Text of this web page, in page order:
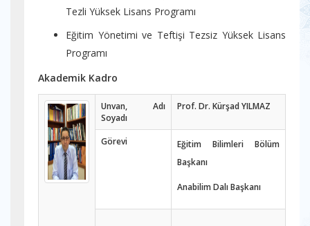
Tezli Yüksek Lisans Programı
Eğitim Yönetimi ve Teftişi Tezsiz Yüksek Lisans
Programı
Akademik Kadro
Unvan, Adı
Soyadı
Prof. Dr. Kürşad YILMAZ
Görevi
Eğitim Bilimleri Bölüm
Başkanı
Anabilim Dalı Başkanı